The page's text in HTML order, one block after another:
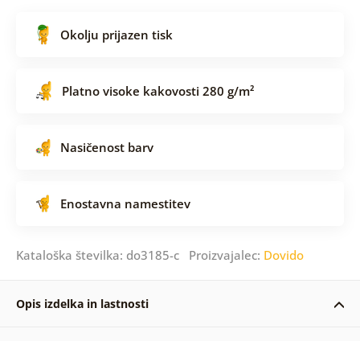
Okolju prijazen tisk
Platno visoke kakovosti 280 g/m²
Nasičenost barv
Enostavna namestitev
Kataloška številka: do3185-c Proizvajalec: Dovido
Opis izdelka in lastnosti